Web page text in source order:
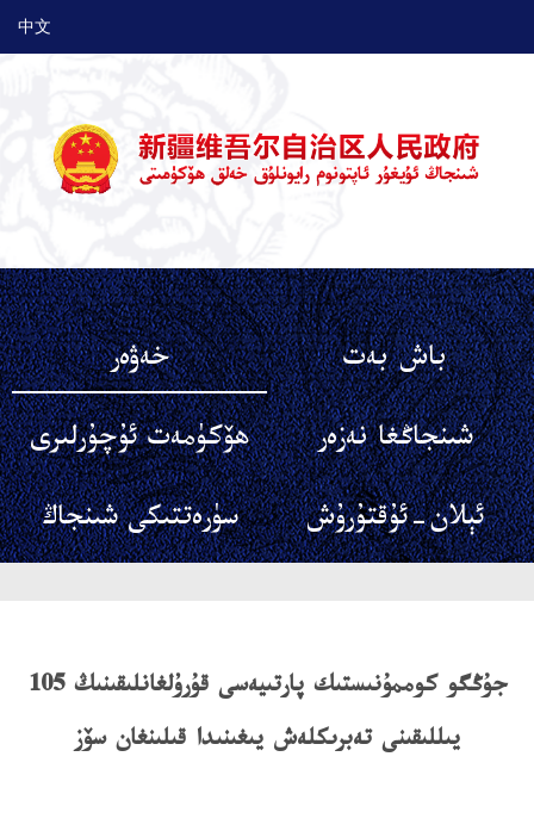
中文
باش بەت
خەۋەر
شىنجاڭغا نەزەر
ھۆكۈمەت ئۇچۇرلىرى
ئېلان-ئۇقتۇرۇش
سۈرەتتىكى شىنجاڭ
جۇڭگو كوممۇنىستىك پارتىيەسى قۇرۇلغانلىقىنىڭ 105
يىللىقىنى تەبرىكلەش يىغىنىدا قىلىنغان سۆز